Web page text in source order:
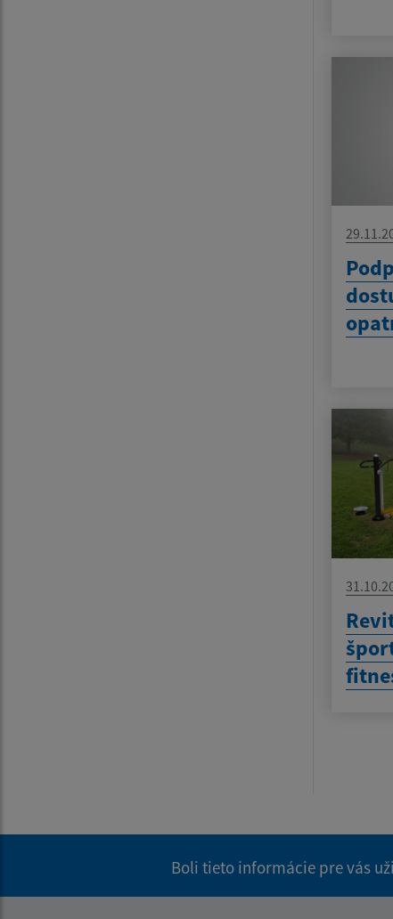
Boli tieto informácie pre vás